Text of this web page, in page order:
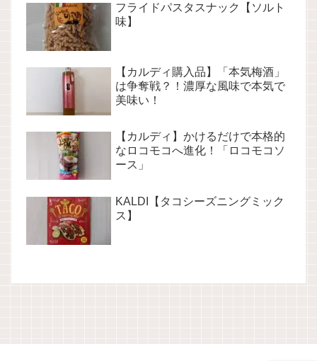
フライドパスタスナック【ソルト
味】
【カルディ購入品】「本気梅酒」
は争奪戦？！濃厚な風味で本気で
美味い！
【カルディ】かけるだけで本格的
なロコモコへ進化！「ロコモコソ
ース」
KALDI【タコシーズニングミック
ス】